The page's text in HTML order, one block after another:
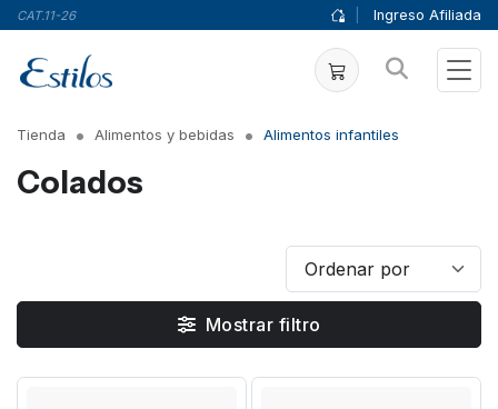
CAT.11-26 Ingreso Afiliada
Tienda Alimentos y bebidas Alimentos infantiles
Colados
Mostrar filtro